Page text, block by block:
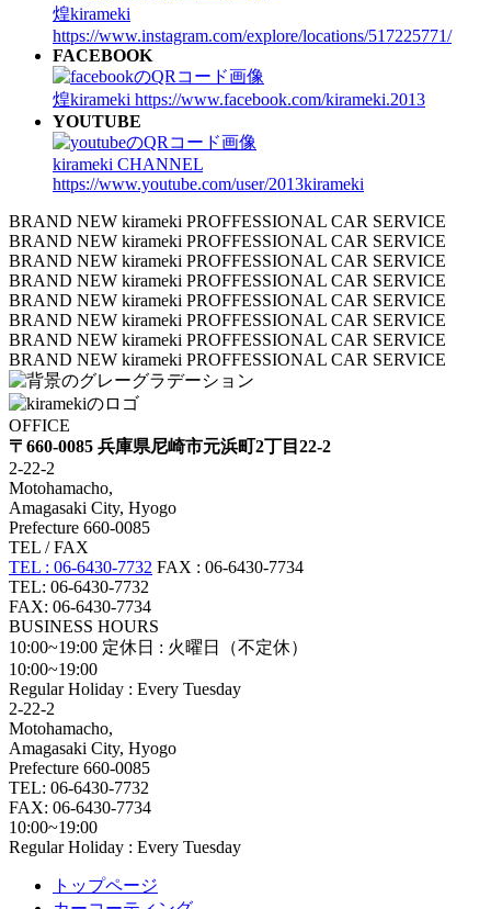
煌kirameki
https://www.instagram.com/explore/locations/517225771/
FACEBOOK
煌kirameki https://www.facebook.com/kirameki.2013
YOUTUBE
kirameki CHANNEL
https://www.youtube.com/user/2013kirameki
BRAND NEW kirameki PROFFESSIONAL CAR SERVICE
BRAND NEW kirameki PROFFESSIONAL CAR SERVICE
BRAND NEW kirameki PROFFESSIONAL CAR SERVICE
BRAND NEW kirameki PROFFESSIONAL CAR SERVICE
BRAND NEW kirameki PROFFESSIONAL CAR SERVICE
BRAND NEW kirameki PROFFESSIONAL CAR SERVICE
BRAND NEW kirameki PROFFESSIONAL CAR SERVICE
BRAND NEW kirameki PROFFESSIONAL CAR SERVICE
OFFICE
〒660-0085 兵庫県尼崎市元浜町2丁目22-2
2-22-2
Motohamacho,
Amagasaki City, Hyogo
Prefecture 660-0085
TEL / FAX
TEL : 06-6430-7732 FAX : 06-6430-7734
TEL: 06-6430-7732
FAX: 06-6430-7734
BUSINESS HOURS
10:00~19:00 定休日 : 火曜日（不定休）
10:00~19:00
Regular Holiday : Every Tuesday
2-22-2
Motohamacho,
Amagasaki City, Hyogo
Prefecture 660-0085
TEL: 06-6430-7732
FAX: 06-6430-7734
10:00~19:00
Regular Holiday : Every Tuesday
トップページ